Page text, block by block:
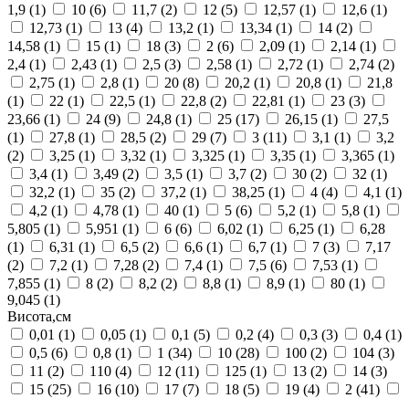
1,9 (1) 10 (6) 11,7 (2) 12 (5) 12,57 (1) 12,6 (1)
12,73 (1) 13 (4) 13,2 (1) 13,34 (1) 14 (2)
14,58 (1) 15 (1) 18 (3) 2 (6) 2,09 (1) 2,14 (1)
2,4 (1) 2,43 (1) 2,5 (3) 2,58 (1) 2,72 (1) 2,74 (2)
2,75 (1) 2,8 (1) 20 (8) 20,2 (1) 20,8 (1)
21,8
(1)
22 (1) 22,5 (1) 22,8 (2) 22,81 (1) 23 (3)
23,66 (1) 24 (9) 24,8 (1) 25 (17) 26,15 (1)
27,5
(1)
27,8 (1) 28,5 (2) 29 (7) 3 (11) 3,1 (1)
3,2
(2)
3,25 (1) 3,32 (1) 3,325 (1) 3,35 (1) 3,365 (1)
3,4 (1) 3,49 (2) 3,5 (1) 3,7 (2) 30 (2) 32 (1)
32,2 (1) 35 (2) 37,2 (1) 38,25 (1) 4 (4) 4,1 (1)
4,2 (1) 4,78 (1) 40 (1) 5 (6) 5,2 (1) 5,8 (1)
5,805 (1) 5,951 (1) 6 (6) 6,02 (1) 6,25 (1)
6,28
(1)
6,31 (1) 6,5 (2) 6,6 (1) 6,7 (1) 7 (3)
7,17
(2)
7,2 (1) 7,28 (2) 7,4 (1) 7,5 (6) 7,53 (1)
7,855 (1) 8 (2) 8,2 (2) 8,8 (1) 8,9 (1) 80 (1)
9,045 (1)
Висота,см
0,01 (1) 0,05 (1) 0,1 (5) 0,2 (4) 0,3 (3) 0,4 (1)
0,5 (6) 0,8 (1) 1 (34) 10 (28) 100 (2) 104 (3)
11 (2) 110 (4) 12 (11) 125 (1) 13 (2) 14 (3)
15 (25) 16 (10) 17 (7) 18 (5) 19 (4) 2 (41)